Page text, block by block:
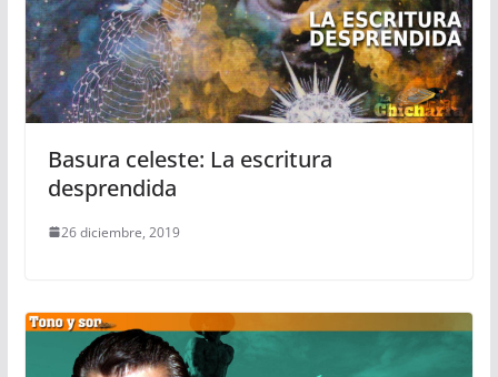
Basura celeste: La escritura
desprendida
26 diciembre, 2019